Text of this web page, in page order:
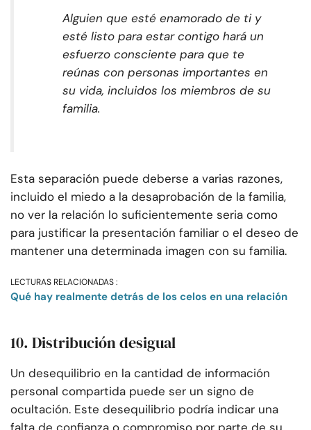
Alguien que esté enamorado de ti y
esté listo para estar contigo hará un
esfuerzo consciente para que te
reúnas con personas importantes en
su vida, incluidos los miembros de su
familia.
Esta separación puede deberse a varias razones,
incluido el miedo a la desaprobación de la familia,
no ver la relación lo suficientemente seria como
para justificar la presentación familiar o el deseo de
mantener una determinada imagen con su familia.
LECTURAS RELACIONADAS :
Qué hay realmente detrás de los celos en una relación
10. Distribución desigual
Un desequilibrio en la cantidad de información
personal compartida puede ser un signo de
ocultación. Este desequilibrio podría indicar una